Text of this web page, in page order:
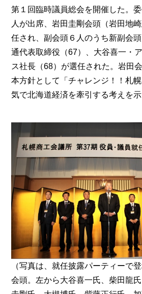
第１回臨時議員総会を開催した。
人が出席、岩田圭剛会頭（岩田地
任され、副会頭６人のうち新副会
通代表取締役（67）、大谷喜一・
ス社長（68）が選任された。岩田
本方針として「チャレンジ！！札
気で北海道経済を牽引する考えを示
（写真は、就任披露パーティーで
会頭。左から大谷喜一氏、柴田龍